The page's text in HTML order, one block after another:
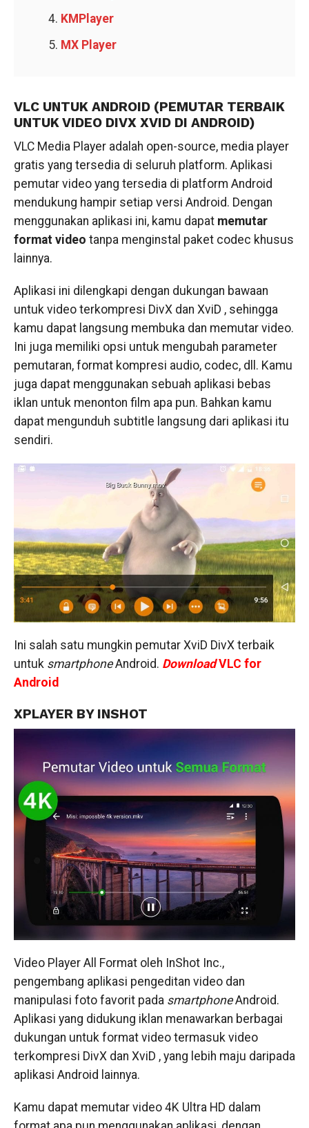
KMPlayer
MX Player
VLC UNTUK ANDROID (PEMUTAR TERBAIK
UNTUK VIDEO DIVX XVID DI ANDROID)
VLC Media Player adalah open-source, media player
gratis yang tersedia di seluruh platform. Aplikasi
pemutar video yang tersedia di platform Android
mendukung hampir setiap versi Android. Dengan
menggunakan aplikasi ini, kamu dapat memutar
format video tanpa menginstal paket codec khusus
lainnya.
Aplikasi ini dilengkapi dengan dukungan bawaan
untuk video terkompresi DivX dan XviD , sehingga
kamu dapat langsung membuka dan memutar video.
Ini juga memiliki opsi untuk mengubah parameter
pemutaran, format kompresi audio, codec, dll. Kamu
juga dapat menggunakan sebuah aplikasi bebas
iklan untuk menonton film apa pun. Bahkan kamu
dapat mengunduh subtitle langsung dari aplikasi itu
sendiri.
Ini salah satu mungkin pemutar XviD DivX terbaik
untuk smartphoneAndroid. DownloadVLC for
Android
XPLAYER BY INSHOT
Video Player All Format oleh InShot Inc.,
pengembang aplikasi pengeditan video dan
manipulasi foto favorit padasmartphoneAndroid.
Aplikasi yang didukung iklan menawarkan berbagai
dukungan untuk format video termasuk video
terkompresi DivX dan XviD , yang lebih maju daripada
aplikasi Android lainnya.
Kamu dapat memutar video 4K Ultra HD dalam